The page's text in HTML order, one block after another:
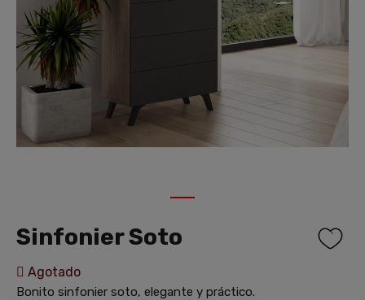
Sinfonier Soto
Agotado
Bonito sinfonier soto, elegante y práctico.